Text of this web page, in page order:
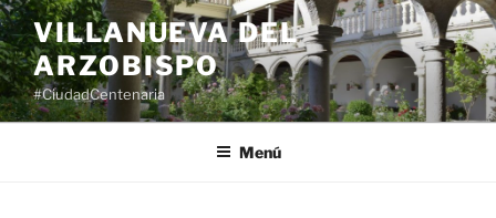
Saltar
al
contenido
VILLANUEVA DEL
ARZOBISPO
#CiudadCentenaria
Menú